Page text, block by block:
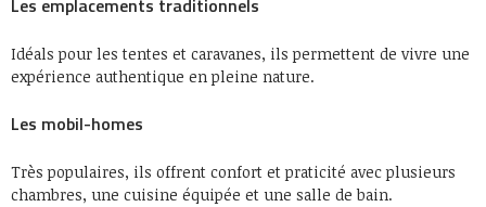
Les emplacements traditionnels
Idéals pour les tentes et caravanes, ils permettent de vivre une
expérience authentique en pleine nature.
Les mobil-homes
Très populaires, ils offrent confort et praticité avec plusieurs
chambres, une cuisine équipée et une salle de bain.